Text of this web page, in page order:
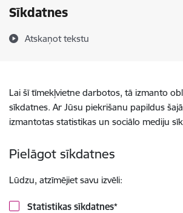
Sīkdatnes
Atskaņot tekstu
Lai šī tīmekļvietne darbotos, tā izmanto
sīkdatnes. Ar Jūsu piekrišanu papildus
izmantotas statistikas un sociālo mediju
Pielāgot sīkdatnes
Lūdzu, atzīmējiet savu izvēli:
Statistikas sīkdatnes*